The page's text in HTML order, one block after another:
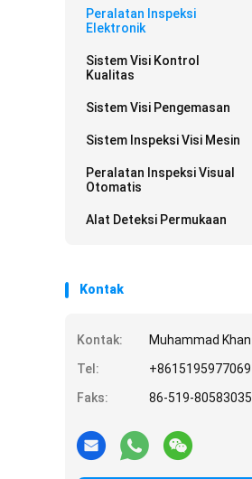
Peralatan Inspeksi
Elektronik
Sistem Visi Kontrol
Kualitas
Sistem Visi Pengemasan
Sistem Inspeksi Visi Mesin
Peralatan Inspeksi Visual
Otomatis
Alat Deteksi Permukaan
Kontak
Kontak:
Muhammad Khan
Tel:
+8615195977069
Faks:
86-519-80583035